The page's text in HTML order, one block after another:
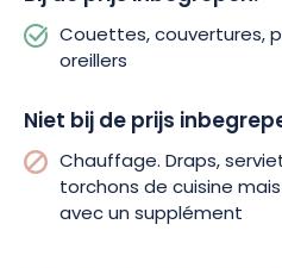
Couettes, couvertures,
oreillers
Niet bij de prijs
Chauffage. Draps,
torchons de cuisine
avec un supplément